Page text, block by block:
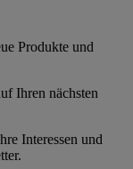
Produkte und
Ihren nächsten
Interessen und